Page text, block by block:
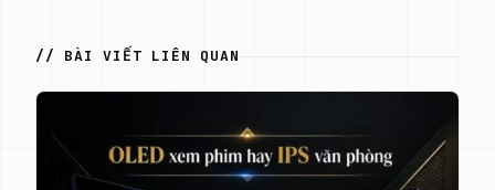
// BÀI VIẾT LIÊN QUAN